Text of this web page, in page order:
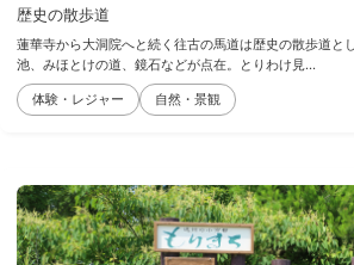
歴史の散歩道
蓮華寺から大洞院へと続く往古の馬道は歴史の散歩道と
池、みほとけの道、鏡石などが点在。とりわけ見...
体験・レジャー 自然・景観